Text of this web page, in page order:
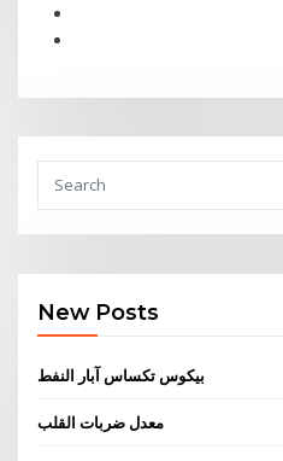
New Posts
بيكوس تكساس آبار النفط
معدل ضربات القلب